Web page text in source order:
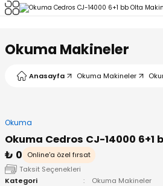
Okuma Makineler
Anasayfa Okuma Makineler
Okuma
Okuma Cedros CJ-14000 6+1
₺ 0
Online'a özel fırsat
Taksit Seçenekleri
Kategori
Okuma Makineler
Geri Dön
Makineleri
Geri Dön
Geri Dön
Misinalar
Misinalar
Geri Dön
- Klips
Halka
Geri Dön
Geri Dön
& El Feneri